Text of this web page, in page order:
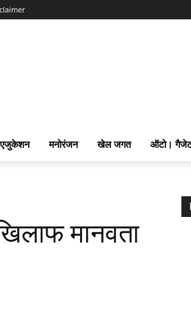
एजुकेशन मनोरंजन खेल जगत ऑटो।
मानवता